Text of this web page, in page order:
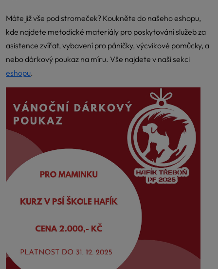
Máte již vše pod stromeček? Koukněte do našeho eshopu,
kde najdete metodické materiály pro poskytování služeb za
asistence zvířat, vybavení pro páníčky, výcvikové pomůcky, a
nebo dárkový poukaz na míru. Vše najdete v naší sekci
eshopu.